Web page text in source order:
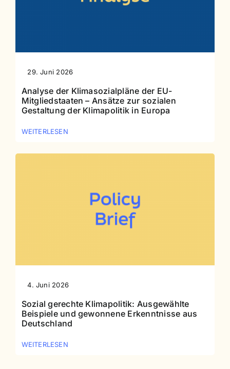
29. Juni 2026
Analyse der Klimasozialpläne der EU-
Mitgliedstaaten – Ansätze zur sozialen
Gestaltung der Klimapolitik in Europa
WEITERLESEN
4. Juni 2026
Sozial gerechte Klimapolitik: Ausgewählte
Beispiele und gewonnene Erkenntnisse aus
Deutschland
WEITERLESEN